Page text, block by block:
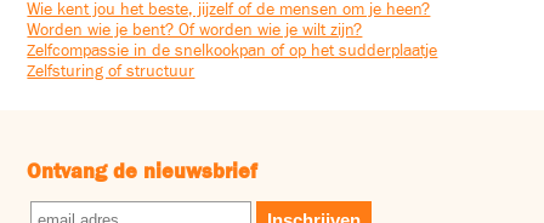
Wie kent jou het beste, jijzelf of de mensen om je heen?
Worden wie je bent? Of worden wie je wilt zijn?
Zelfcompassie in de snelkookpan of op het sudderplaatje
Zelfsturing of structuur
Ontvang de nieuwsbrief